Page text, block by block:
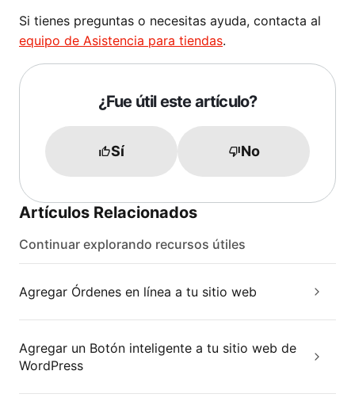
Si tienes preguntas o necesitas ayuda, contacta al
equipo de Asistencia para tiendas.
¿Fue útil este artículo?
Sí No
Artículos Relacionados
Continuar explorando recursos útiles
Agregar Órdenes en línea a tu sitio web
Agregar un Botón inteligente a tu sitio web de
WordPress